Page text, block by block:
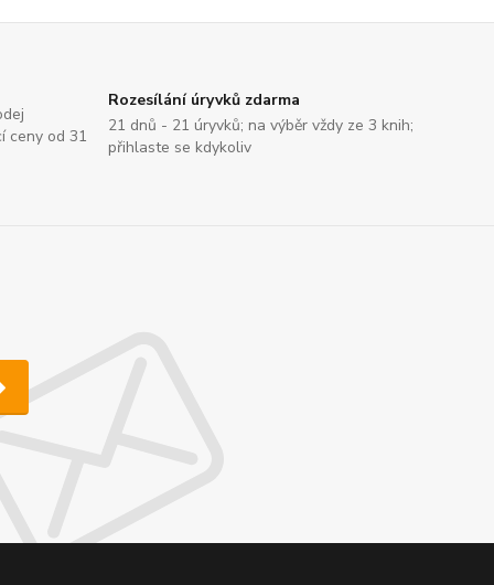
ceny od 31
Rozesílání úryvků zdarma
21 dnů - 21 úryvků; na výběr vždy ze 3 knih;
přihlaste se kdykoliv